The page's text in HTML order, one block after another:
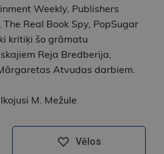
Weekly, Publishers
Real Book Spy, PopSugar
kritiķi šo grāmatu
Reja Bredberija,
Atvudas darbiem.
M. Mežule
Vēlos